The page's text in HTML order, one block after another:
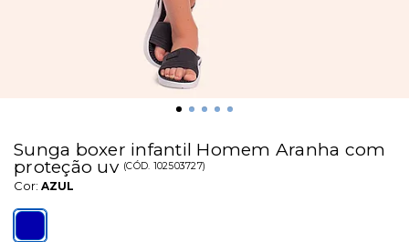
Sunga boxer infantil Homem Aranha com
proteção uv (CÓD. 102503727)
Cor: AZUL